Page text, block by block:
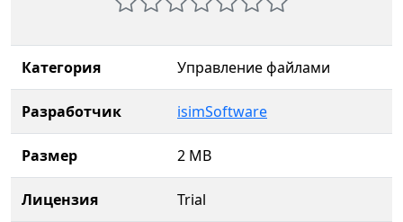
Категория Управление файлами
Разработчик isimSoftware
Размер 2 MB
Лицензия Trial